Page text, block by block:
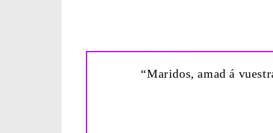
“Maridos, amad á